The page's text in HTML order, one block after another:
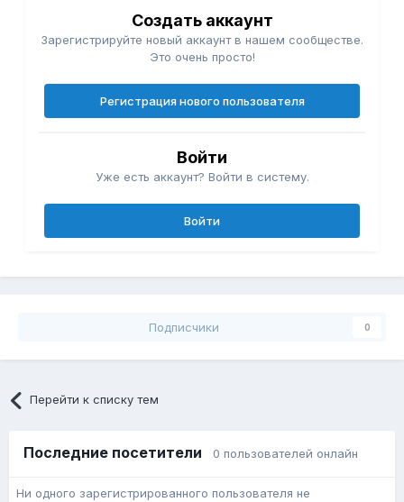
Создать аккаунт
Зарегистрируйте новый аккаунт в нашем сообществе.
Это очень просто!
Регистрация нового пользователя
Войти
Уже есть аккаунт? Войти в систему.
Войти
Подписчики 0
Перейти к списку тем
Последние посетители 0 пользователей онлайн
Ни одного зарегистрированного пользователя не